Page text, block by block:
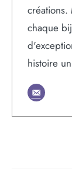
chaque
histoire